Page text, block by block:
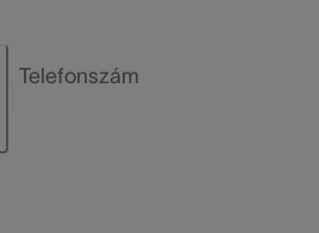
Telefonszám